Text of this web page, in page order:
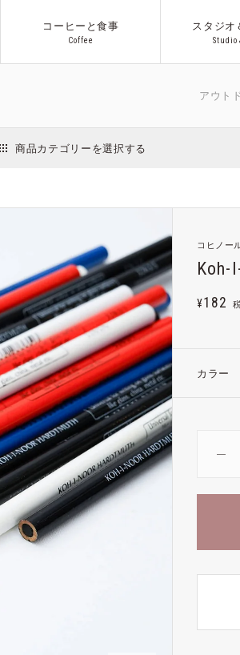
コーヒーと食事
Coffee
スタジオ
Studio
アウトドア/キ
日用品
アクセサリー Co.プ
商品カテゴリーを選択する
コヒノー
Koh-
¥182
カラー